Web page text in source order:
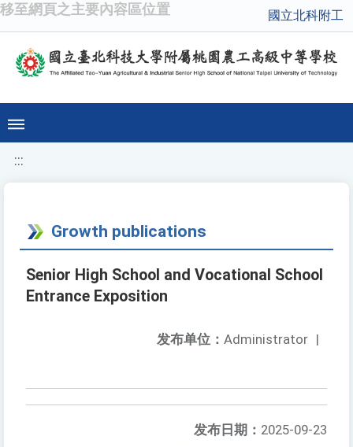
移至網頁之主要內容區位置 國立北科附工
:::
Growth publications
Senior High School and Vocational School
Entrance Exposition
发布单位： Administrator |
发布日期： 2025-09-23